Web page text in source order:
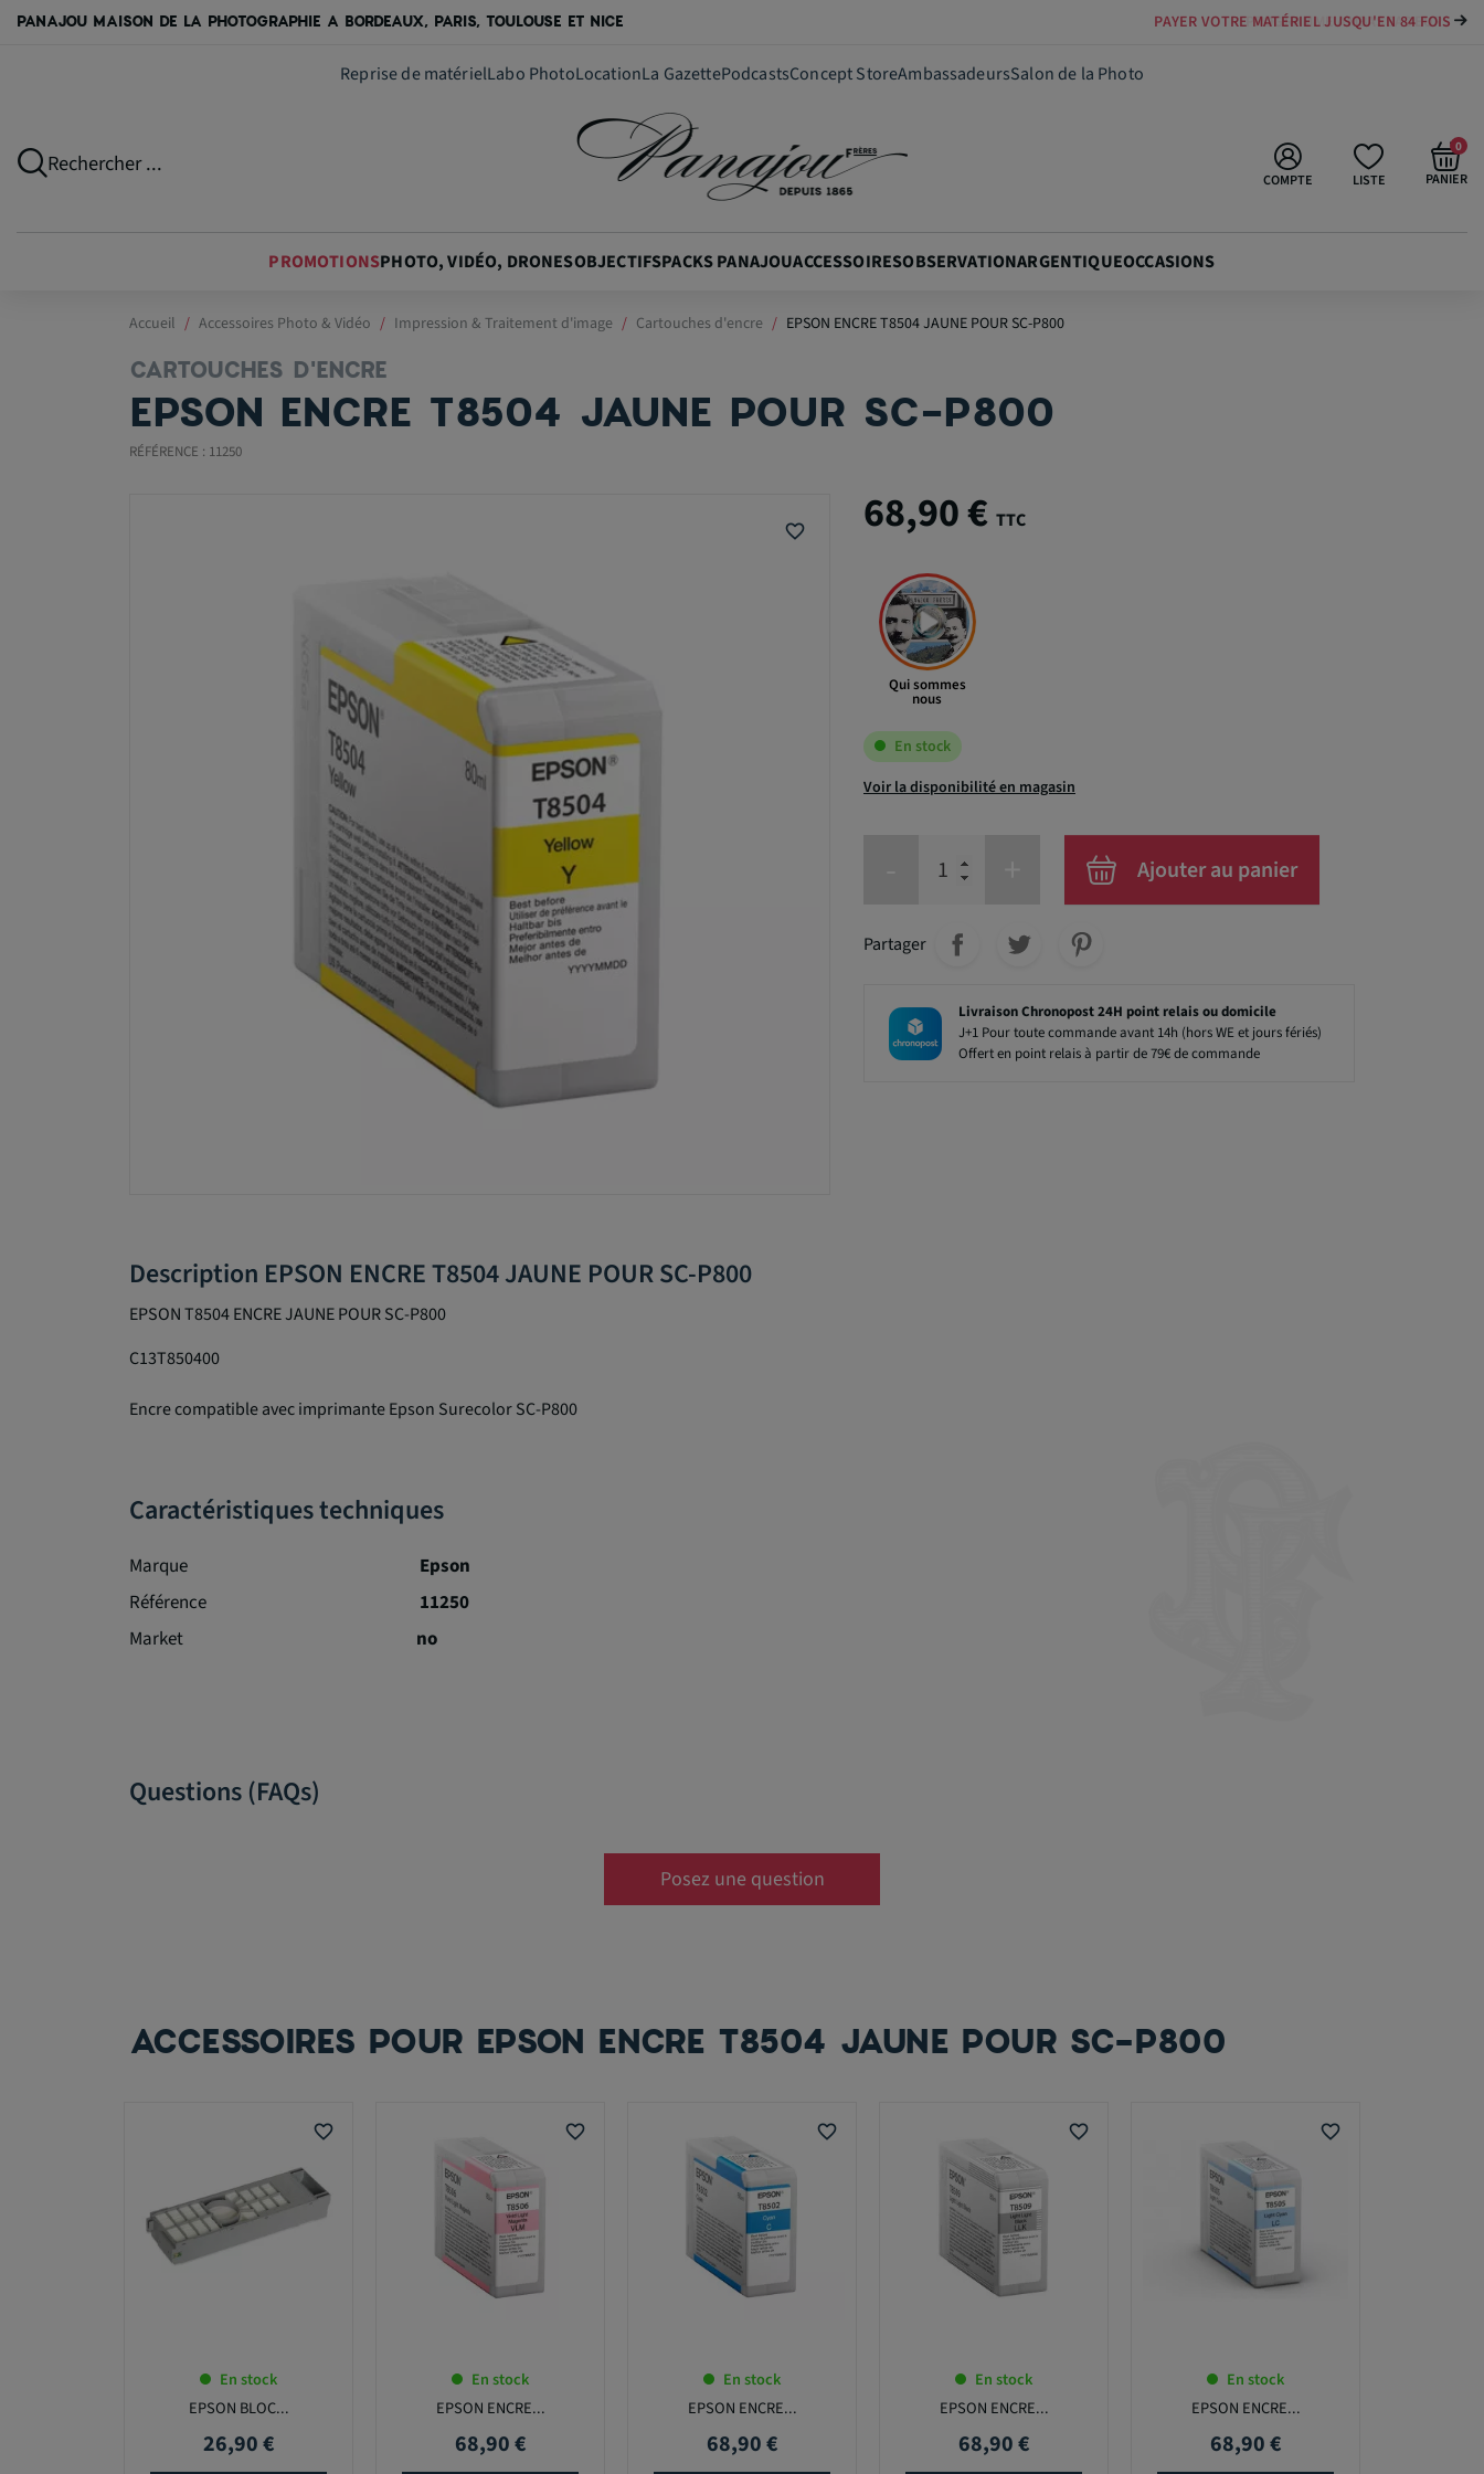
PANAJOU MAISON DE LA PHOTOGRAPHIE A BORDEAUX, PARIS, TOULOUSE ET NICE PAYER VOTRE MATÉRIEL JUSQU'EN 84 FOIS
Reprise de matérielLabo PhotoLocationLa GazettePodcastsConcept StoreAmbassadeursSalon de la Photo
Rechercher ...
LISTE
COMPTE PANIER
0
PROMOTIONSPHOTO, VIDÉO, DRONESOBJECTIFSPACKS PANAJOUACCESSOIRESOBSERVATIONARGENTIQUEOCCASIONS
Accueil Accessoires Photo & Vidéo Impression & Traitement d'image Cartouches d'encre EPSON ENCRE T8504 JAUNE POUR SC-P800
CARTOUCHES D'ENCRE
EPSON ENCRE T8504 JAUNE POUR SC-P800
RÉFÉRENCE : 11250
favorite_border 68,90 € TTC
Qui sommes
nous
En stock
Voir la disponibilité en magasin
Ajouter au panier
68,90 €
Partager
Livraison Chronopost 24H point relais ou domicile
J+1 Pour toute commande avant 14h (hors WE et jours fériés)
Offert en point relais à partir de 79€ de commande
Description EPSON ENCRE T8504 JAUNE POUR SC-P800
EPSON T8504 ENCRE JAUNE POUR SC-P800
C13T850400
Encre compatible avec imprimante Epson Surecolor SC-P800
Caractéristiques techniques
Marque
Epson
Référence
11250
Market
no
Questions (FAQs)
Posez une question
ACCESSOIRES POUR EPSON ENCRE T8504 JAUNE POUR SC-P800
favorite_border
En stock
EPSON BLOC...
Prix
26,90 €
favorite_border
En stock
EPSON ENCRE...
Prix
68,90 €
favorite_border
En stock
EPSON ENCRE...
Prix
68,90 €
favorite_border
En stock
EPSON ENCRE...
Prix
68,90 €
favorite_border
En stock
EPSON ENCRE...
Prix
68,90 €